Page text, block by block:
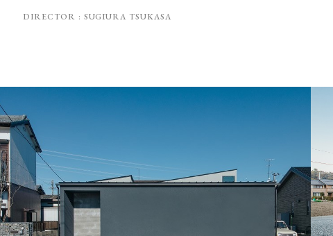
DIRECTOR : SUGIURA TSUKASA